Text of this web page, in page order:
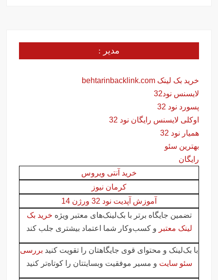
مدیر :
خرید بک لینک behtarinbacklink.com
لایسنس نود32
پسورد نود 32
اوکلی لایسنس رایگان نود 32
همیار نود 32
بهترین سئو
رایگان
خرید آنتی ویروس
کرمان نیوز
آموزش آپدیت نود 32 ورژن 14
تضمین جایگاه برتر با بک‌لینک‌های معتبر ویژه خرید بک
لینک معتبر و کسب‌وکار شما اعتماد بیشتری جلب کند
با بک‌لینک و محتوای قوی جایگاهتان را تقویت کنید بررسی
سئو سایت و مسیر موفقیت وبسایتتان را کوتاه‌تر کنید